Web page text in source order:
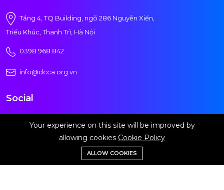
Tầng 4, TQ Building, ngõ 286 Nguyễn Xiển,
Triều Khúc, Thanh Trì, Hà Nội
0398.968.842
info@dcca.org.vn
Social
Your experience on this site will be improved by
allowing cookies Cookie Policy
ALLOW COOKIES